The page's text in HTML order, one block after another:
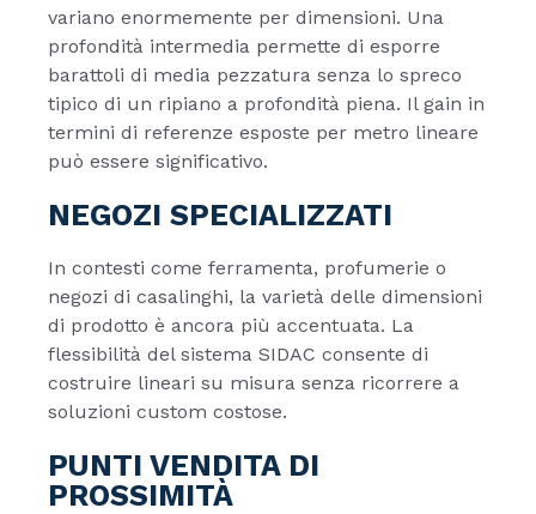
variano enormemente per dimensioni. Una
profondità intermedia permette di esporre
barattoli di media pezzatura senza lo spreco
tipico di un ripiano a profondità piena. Il gain in
termini di referenze esposte per metro lineare
può essere significativo.
NEGOZI SPECIALIZZATI
In contesti come ferramenta, profumerie o
negozi di casalinghi, la varietà delle dimensioni
di prodotto è ancora più accentuata. La
flessibilità del sistema SIDAC consente di
costruire lineari su misura senza ricorrere a
soluzioni custom costose.
PUNTI VENDITA DI
PROSSIMITÀ